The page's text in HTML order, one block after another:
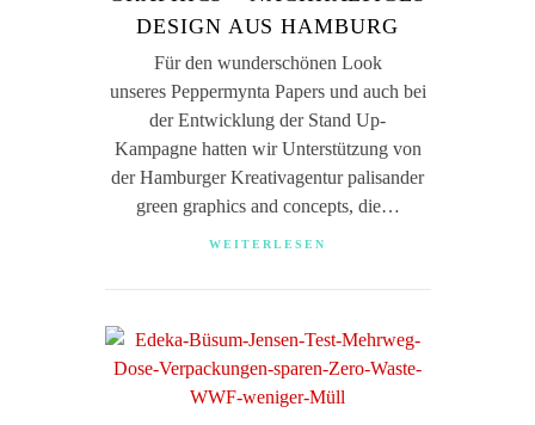
DESIGN AUS HAMBURG
Für den wunderschönen Look
unseres Peppermynta Papers und auch bei
der Entwicklung der Stand Up-
Kampagne hatten wir Unterstützung von
der Hamburger Kreativagentur palisander
green graphics and concepts, die…
WEITERLESEN